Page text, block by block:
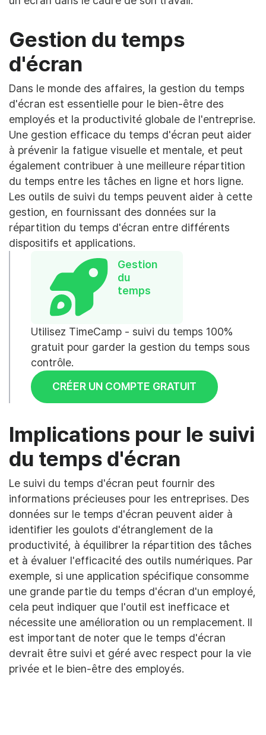
Gestion du temps
d'écran
Dans le monde des affaires, la gestion du temps
d'écran est essentielle pour le bien-être des
employés et la productivité globale de l'entreprise.
Une gestion efficace du temps d'écran peut aider
à prévenir la fatigue visuelle et mentale, et peut
également contribuer à une meilleure répartition
du temps entre les tâches en ligne et hors ligne.
Les outils de suivi du temps peuvent aider à cette
gestion, en fournissant des données sur la
répartition du temps d'écran entre différents
dispositifs et applications.
Gestion
du
temps
Utilisez TimeCamp - suivi du temps 100%
gratuit pour garder la gestion du temps sous
contrôle.
CRÉER UN COMPTE GRATUIT
Implications pour le suivi
du temps d'écran
Le suivi du temps d'écran peut fournir des
informations précieuses pour les entreprises. Des
données sur le temps d'écran peuvent aider à
identifier les goulots d'étranglement de la
productivité, à équilibrer la répartition des tâches
et à évaluer l'efficacité des outils numériques. Par
exemple, si une application spécifique consomme
une grande partie du temps d'écran d'un employé,
cela peut indiquer que l'outil est inefficace et
nécessite une amélioration ou un remplacement. Il
est important de noter que le temps d'écran
devrait être suivi et géré avec respect pour la vie
privée et le bien-être des employés.